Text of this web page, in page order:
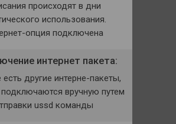
происходят в дни
использования.
опция подключена
интернет пакета:
есть другие интерне-пакеты,
вручную путем
ussd команды